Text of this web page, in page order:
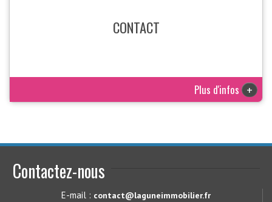
CONTACT
Plus d'infos +
Contactez-nous
E-mail : contact@laguneimmobilier.fr